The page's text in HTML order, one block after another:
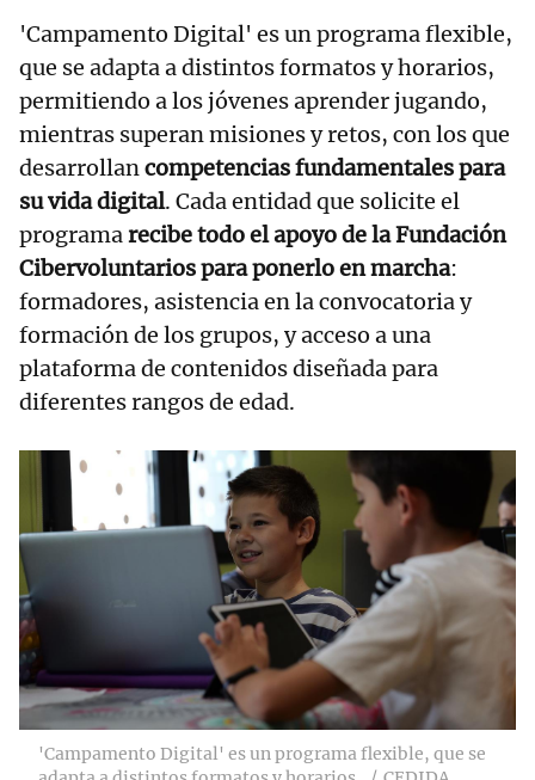
'Campamento Digital' es un programa flexible,
que se adapta a distintos formatos y horarios,
permitiendo a los jóvenes aprender jugando,
mientras superan misiones y retos, con los que
desarrollancompetencias fundamentales para
su vida digital. Cada entidad que solicite el
programarecibe todo el apoyo de la Fundación
Cibervoluntarios para ponerlo en marcha:
formadores, asistencia en la convocatoria y
formación de los grupos, y acceso a una
plataforma de contenidos diseñada para
diferentes rangos de edad.
'Campamento Digital' es un programa flexible, que se